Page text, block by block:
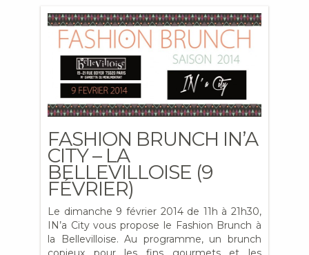
FASHION BRUNCH IN’A
CITY – LA
BELLEVILLOISE (9
FÉVRIER)
Le dimanche 9 février 2014 de 11h à 21h30,
IN’a City vous propose le Fashion Brunch à
la Bellevilloise. Au programme, un brunch